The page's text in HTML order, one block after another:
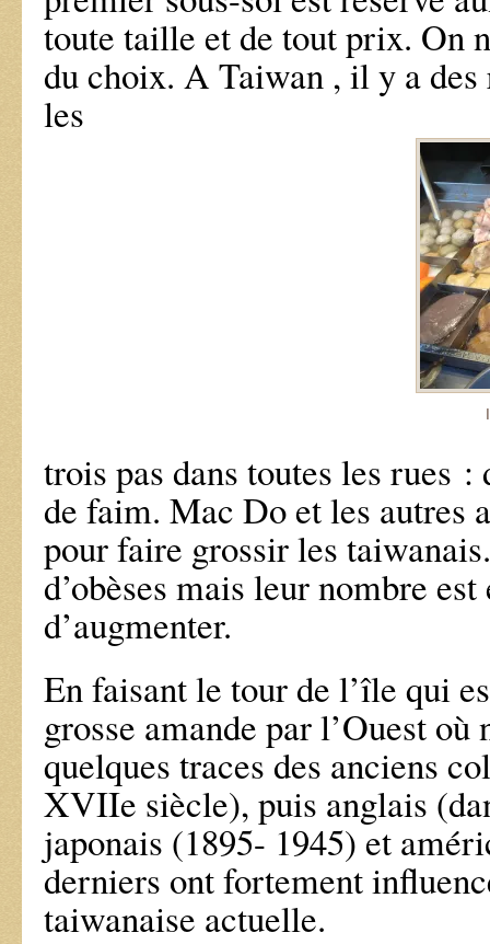
toute taille et de tout prix. On
du choix. A Taiwan , il y a des
les
trois pas dans toutes les rues
de faim. Mac Do et les autres
pour faire grossir les
d’obèses mais leur nombre
d’augmenter.
En faisant le tour de l’île qui
grosse amande par l’Ouest où
quelques traces des anciens
XVIIe siècle), puis anglais
japonais (1895- 1945) et
derniers ont fortement
taiwanaise actuelle.